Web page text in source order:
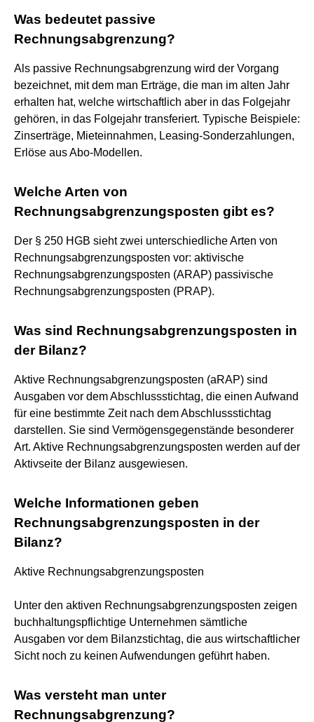
Was bedeutet passive
Rechnungsabgrenzung?
Als passive Rechnungsabgrenzung wird der Vorgang
bezeichnet, mit dem man Erträge, die man im alten Jahr
erhalten hat, welche wirtschaftlich aber in das Folgejahr
gehören, in das Folgejahr transferiert. Typische Beispiele:
Zinserträge, Mieteinnahmen, Leasing-Sonderzahlungen,
Erlöse aus Abo-Modellen.
Welche Arten von
Rechnungsabgrenzungsposten gibt es?
Der § 250 HGB sieht zwei unterschiedliche Arten von
Rechnungsabgrenzungsposten vor: aktivische
Rechnungsabgrenzungsposten (ARAP) passivische
Rechnungsabgrenzungsposten (PRAP).
Was sind Rechnungsabgrenzungsposten in
der Bilanz?
Aktive Rechnungsabgrenzungsposten (aRAP) sind
Ausgaben vor dem Abschlussstichtag, die einen Aufwand
für eine bestimmte Zeit nach dem Abschlussstichtag
darstellen. Sie sind Vermögensgegenstände besonderer
Art. Aktive Rechnungsabgrenzungsposten werden auf der
Aktivseite der Bilanz ausgewiesen.
Welche Informationen geben
Rechnungsabgrenzungsposten in der
Bilanz?
Aktive Rechnungsabgrenzungsposten
Unter den aktiven Rechnungsabgrenzungsposten zeigen
buchhaltungspflichtige Unternehmen sämtliche
Ausgaben vor dem Bilanzstichtag, die aus wirtschaftlicher
Sicht noch zu keinen Aufwendungen geführt haben.
Was versteht man unter
Rechnungsabgrenzung?